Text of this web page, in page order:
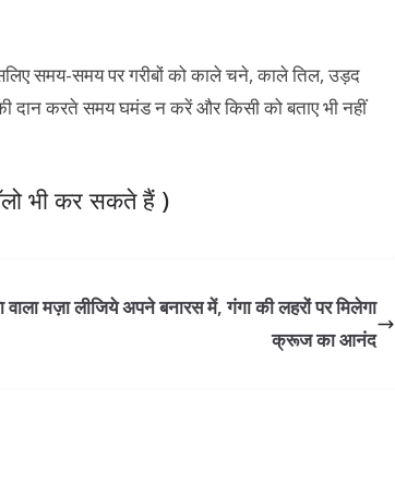
समय-समय पर गरीबों को काले चने, काले तिल, उड़द
दान करते समय घमंड न करें और किसी को बताए भी नहीं
भी कर सकते हैं )
वाला मज़ा लीजिये अपने बनारस में, गंगा की लहरों पर मिलेगा
क्रूज का आनंद